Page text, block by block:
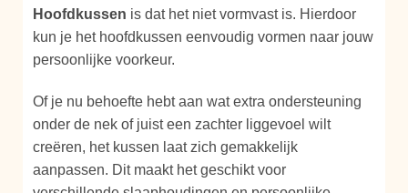
Hoofdkussen is dat het niet vormvast is. Hierdoor
kun je het hoofdkussen eenvoudig vormen naar jouw
persoonlijke voorkeur.
Of je nu behoefte hebt aan wat extra ondersteuning
onder de nek of juist een zachter liggevoel wilt
creëren, het kussen laat zich gemakkelijk
aanpassen. Dit maakt het geschikt voor